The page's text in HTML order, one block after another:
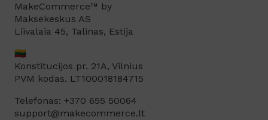
MakeCommerce™ by
Maksekeskus AS
Liivalaia 45, Talinas, Estija
🇱🇹
Konstitucijos pr. 21A, Vilnius
PVM kodas. LT100018184715
Telefonas: +370 655 50064
support@makecommerce.lt